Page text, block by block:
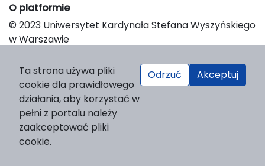
O platformie
© 2023 Uniwersytet Kardynała Stefana Wyszyńskiego
w Warszawie
Platform & Workflow by OJS/PKP
Ta strona używa pliki
cookie dla prawidłowego
działania, aby korzystać w
pełni z portalu należy
zaakceptować pliki
cookie.
Odrzuć Akceptuj